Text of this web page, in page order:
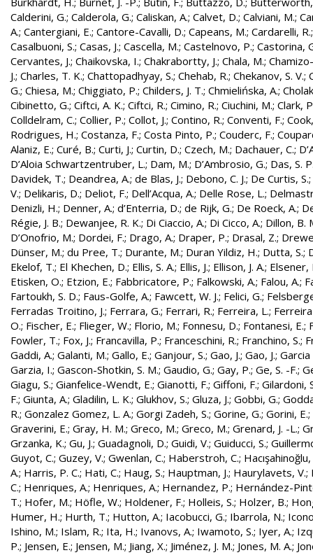
Calderini, G.; Calderola, G.; Caliskan, A.; Calvet, D.; Calviani, M.;
A.; Cantergiani, E.; Cantore-Cavalli, D.; Capeans, M.; Cardarelli, R.
Casalbuoni, S.; Casas, J.; Cascella, M.; Castelnovo, P.; Castorina,
Cervantes, J.; Chaikovska, I.; Chakrabortty, J.; Chala, M.;
J.; Charles, T. K.; Chattopadhyay, S.; Chehab, R.; Chekanov, S. V.;
G.; Chiesa, M.; Chiggiato, P.; Childers, J. T.; Chmielińska, A.;
Cibinetto, G.; Ciftci, A. K.; Ciftci, R.; Cimino, R.; Ciuchini, M.; Clark,
Colldelram, C.; Collier, P.; Collot, J.; Contino, R.; Conventi, F.;
Rodrigues, H.; Costanza, F.; Costa Pinto, P.; Couderc, F.;
Alaniz, E.; Curé, B.; Curti, J.; Curtin, D.; Czech, M.; Dachauer, C.;
D’Aloia Schwartzentruber, L.; Dam, M.; D’Ambrosio, G.; Das, S.
Davidek, T.; Deandrea, A.; de Blas, J.; Debono, C. J.; De Curtis, S.;
V.; Delikaris, D.; Deliot, F.; Dell’Acqua, A.; Delle Rose, L.;
Denizli, H.; Denner, A.; d’Enterria, D.; de Rijk, G.; De Roeck, A.;
Régie, J. B.; Dewanjee, R. K.; Di Ciaccio, A.; Di Cicco, A.; Dillon, B.
D’Onofrio, M.; Dordei, F.; Drago, A.; Draper, P.; Drasal, Z.;
Dünser, M.; du Pree, T.; Durante, M.; Duran Yildiz, H.; Dutta, S.;
Ekelof, T.; El Khechen, D.; Ellis, S. A.; Ellis, J.; Ellison, J. A.; Elsener,
Etisken, O.; Etzion, E.; Fabbricatore, P.; Falkowski, A.; Falou, A.;
Fartoukh, S. D.; Faus-Golfe, A.; Fawcett, W. J.; Felici, G.;
Ferradas Troitino, J.; Ferrara, G.; Ferrari, R.; Ferreira, L.;
O.; Fischer, E.; Flieger, W.; Florio, M.; Fonnesu, D.; Fontanesi, E.;
Fowler, T.; Fox, J.; Francavilla, P.; Franceschini, R.; Franchino, S.;
Gaddi, A.; Galanti, M.; Gallo, E.; Ganjour, S.; Gao, J.; Gao, J.; Garcia
Garzia, I.; Gascon-Shotkin, S. M.; Gaudio, G.; Gay, P.; Ge, S. -F.;
Giagu, S.; Gianfelice-Wendt, E.; Gianotti, F.; Giffoni, F.; Gilardoni,
F.; Giunta, A.; Gladilin, L. K.; Glukhov, S.; Gluza, J.; Gobbi, G.;
R.; Gonzalez Gomez, L. A.; Gorgi Zadeh, S.; Gorine, G.; Gorini, E.;
Graverini, E.; Gray, H. M.; Greco, M.; Greco, M.; Grenard, J. -L.;
Grzanka, K.; Gu, J.; Guadagnoli, D.; Guidi, V.; Guiducci, S.;
Guyot, C.; Guzey, V.; Gwenlan, C.; Haberstroh, C.;
A.; Harris, P. C.; Hati, C.; Haug, S.; Hauptman, J.; Haurylavets, V.;
C.; Henriques, A.; Henriques, A.; Hernandez, P.; Hernández-
T.; Hofer, M.; Höfle, W.; Holdener, F.; Holleis, S.; Holzer, B.;
Humer, H.; Hurth, T.; Hutton, A.; Iacobucci, G.; Ibarrola, N.;
Ishino, M.; Islam, R.; Ita, H.; Ivanovs, A.; Iwamoto, S.; Iyer, A.;
P.; Jensen, E.; Jensen, M.; Jiang, X.; Jiménez, J. M.; Jones, M. A.;